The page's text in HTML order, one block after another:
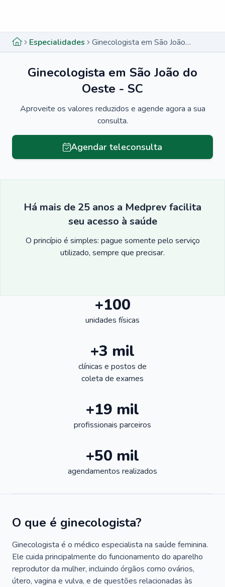
Especialidades Ginecologista em São João do Oeste - SC
Ginecologista em São João do
Oeste - SC
Aproveite os valores reduzidos e agende agora a sua
consulta.
Agendar teleconsulta
Há mais de 25 anos a Medprev facilita
seu acesso à saúde
O princípio é simples: pague somente pelo serviço
utilizado, sempre que precisar.
+100
unidades físicas
+3 mil
clínicas e postos de
coleta de exames
+19 mil
profissionais parceiros
+50 mil
agendamentos realizados
O que é ginecologista?
Ginecologista é o médico especialista na saúde feminina.
Ele cuida principalmente do funcionamento do aparelho
reprodutor da mulher, incluindo órgãos como ovários,
útero, vagina e vulva, e de questões relacionadas às